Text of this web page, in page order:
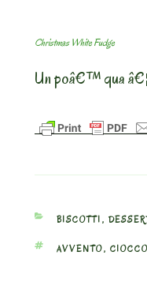
Christmas White Fudge
Un poâ€™ qua
CATEGORIES
BISCOTTI ,
TAGS
AVVENTO,